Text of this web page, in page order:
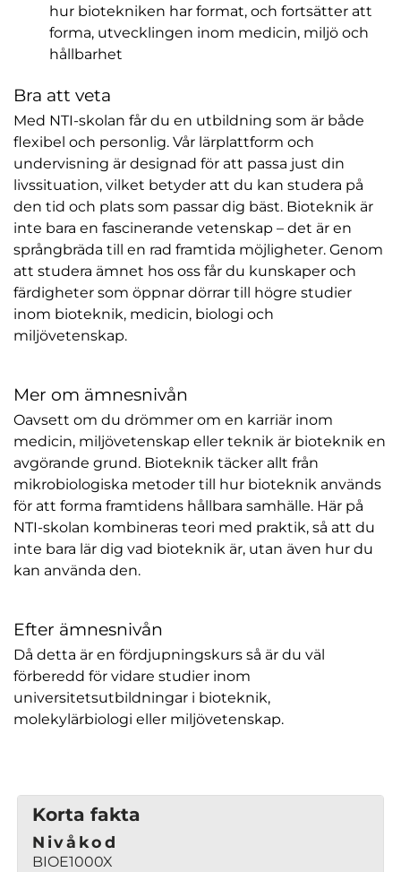
hur biotekniken har format, och fortsätter att
forma, utvecklingen inom medicin, miljö och
hållbarhet
Bra att veta
Med NTI-skolan får du en utbildning som är både
flexibel och personlig. Vår lärplattform och
undervisning är designad för att passa just din
livssituation, vilket betyder att du kan studera på
den tid och plats som passar dig bäst. Bioteknik är
inte bara en fascinerande vetenskap – det är en
språngbräda till en rad framtida möjligheter. Genom
att studera ämnet hos oss får du kunskaper och
färdigheter som öppnar dörrar till högre studier
inom bioteknik, medicin, biologi och
miljövetenskap.
Mer om ämnesnivån
Oavsett om du drömmer om en karriär inom
medicin, miljövetenskap eller teknik är bioteknik en
avgörande grund. Bioteknik täcker allt från
mikrobiologiska metoder till hur bioteknik används
för att forma framtidens hållbara samhälle. Här på
NTI-skolan kombineras teori med praktik, så att du
inte bara lär dig vad bioteknik är, utan även hur du
kan använda den.
Efter ämnesnivån
Då detta är en fördjupningskurs så är du väl
förberedd för vidare studier inom
universitetsutbildningar i bioteknik,
molekylärbiologi eller miljövetenskap.
Korta fakta
Nivåkod
BIOE1000X